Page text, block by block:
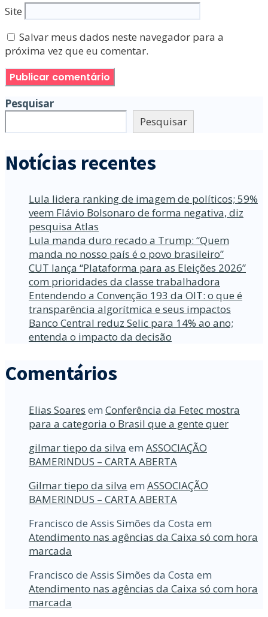
Site
Salvar meus dados neste navegador para a
próxima vez que eu comentar.
Pesquisar
Pesquisar
Notícias recentes
Lula lidera ranking de imagem de políticos; 59%
veem Flávio Bolsonaro de forma negativa, diz
pesquisa Atlas
Lula manda duro recado a Trump: “Quem
manda no nosso país é o povo brasileiro”
CUT lança “Plataforma para as Eleições 2026”
com prioridades da classe trabalhadora
Entendendo a Convenção 193 da OIT: o que é
transparência algorítmica e seus impactos
Banco Central reduz Selic para 14% ao ano;
entenda o impacto da decisão
Comentários
Elias Soares em Conferência da Fetec mostra
para a categoria o Brasil que a gente quer
gilmar tiepo da silva em ASSOCIAÇÃO
BAMERINDUS – CARTA ABERTA
Gilmar tiepo da silva em ASSOCIAÇÃO
BAMERINDUS – CARTA ABERTA
Francisco de Assis Simões da Costa em
Atendimento nas agências da Caixa só com hora
marcada
Francisco de Assis Simões da Costa em
Atendimento nas agências da Caixa só com hora
marcada